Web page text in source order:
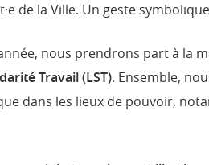
de la Ville. Un geste
nous prendrons part à la
Travail (LST). Ensemble,
dans les lieux de pouvoir,